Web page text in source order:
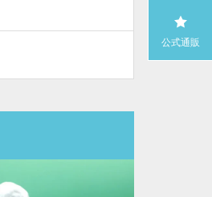
公式通販